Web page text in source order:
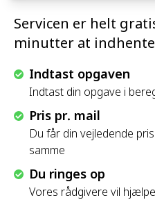
Servicen er helt
minutter at
Indtast opgaven
Indtast din opgave i
Pris pr. mail
Du får din vejledende
samme
Du ringes op
Vores rådgivere vil